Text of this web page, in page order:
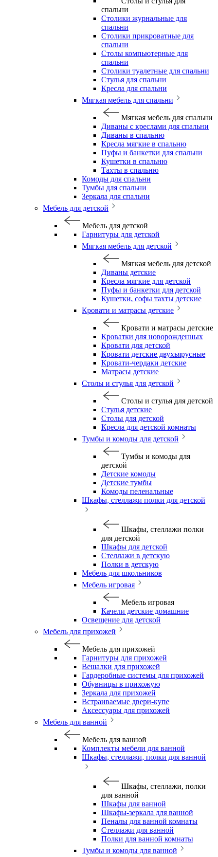
спальни
Столики журнальные для
спальни
Столики прикроватные для
спальни
Столы компьютерные для
спальни
Столики туалетные для спальни
Стулья для спальни
Кресла для спальни
Мягкая мебель для спальни
Мягкая мебель для спальни
Диваны с креслами для спальни
Диваны в спальню
Кресла мягкие в спальню
Пуфы и банкетки для спальни
Кушетки в спальню
Тахты в спальню
Комоды для спальни
Тумбы для спальни
Зеркала для спальни
Мебель для детской
Мебель для детской
Гарнитуры для детской
Мягкая мебель для детской
Мягкая мебель для детской
Диваны детские
Кресла мягкие для детской
Пуфы и банкетки для детской
Кушетки, софы тахты детские
Кровати и матрасы детские
Кровати и матрасы детские
Кроватки для новорожденных
Кровати для детской
Кровати детские двухъярусные
Кровати-чердаки детские
Матрасы детские
Столы и стулья для детской
Столы и стулья для детской
Стулья детские
Столы для детской
Кресла для детской комнаты
Тумбы и комоды для детской
Тумбы и комоды для
детской
Детские комоды
Детские тумбы
Комоды пеленальные
Шкафы, стеллажи полки для детской
Шкафы, стеллажи полки
для детской
Шкафы для детской
Стеллажи в детскую
Полки в детскую
Мебель для школьников
Мебель игровая
Мебель игровая
Качели детские домашние
Освещение для детской
Мебель для прихожей
Мебель для прихожей
Гарнитуры для прихожей
Вешалки для прихожей
Гардеробные системы для прихожей
Обувницы в прихожую
Зеркала для прихожей
Встраиваемые двери-купе
Аксессуары для прихожей
Мебель для ванной
Мебель для ванной
Комплекты мебели для ванной
Шкафы, стеллажи, полки для ванной
Шкафы, стеллажи, полки
для ванной
Шкафы для ванной
Шкафы-зеркала для ванной
Пеналы для ванной комнаты
Стеллажи для ванной
Полки для ванной комнаты
Тумбы и комоды для ванной